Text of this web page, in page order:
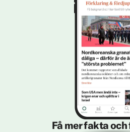
Få mer fakta